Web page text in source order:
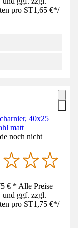
pro ST1,65 €*/
40x25
matt
noch nicht
€ * Alle Preise
ggf. zzgl.
pro ST1,75 €*/